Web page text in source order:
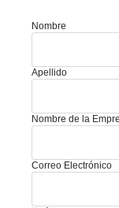
Nombre
Apellido
Nombre de la
Correo Electrónico